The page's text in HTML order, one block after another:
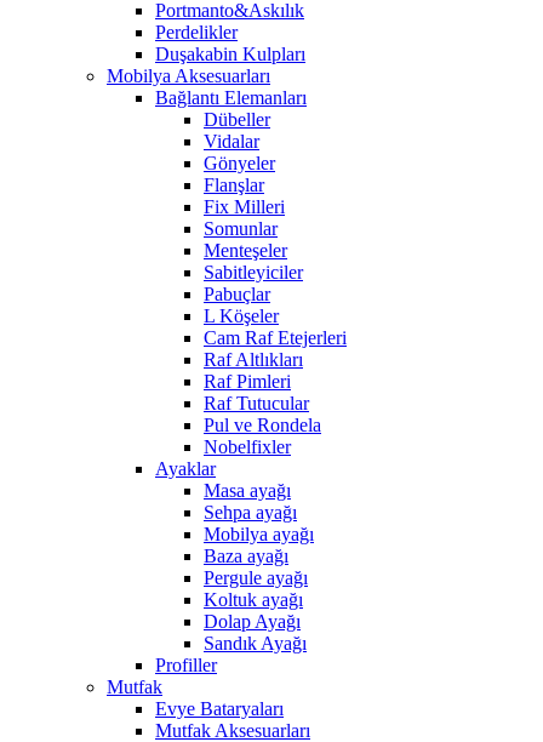
Portmanto&Askılık
Perdelikler
Duşakabin Kulpları
Mobilya Aksesuarları
Bağlantı Elemanları
Dübeller
Vidalar
Gönyeler
Flanşlar
Fix Milleri
Somunlar
Menteşeler
Sabitleyiciler
Pabuçlar
L Köşeler
Cam Raf Etejerleri
Raf Altlıkları
Raf Pimleri
Raf Tutucular
Pul ve Rondela
Nobelfixler
Ayaklar
Masa ayağı
Sehpa ayağı
Mobilya ayağı
Baza ayağı
Pergule ayağı
Koltuk ayağı
Dolap Ayağı
Sandık Ayağı
Profiller
Mutfak
Evye Bataryaları
Mutfak Aksesuarları